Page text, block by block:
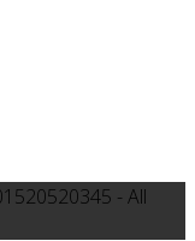
- All